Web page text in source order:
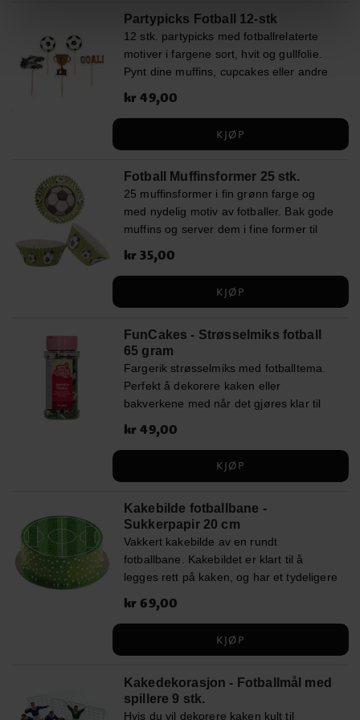
Partypicks Fotball 12-stk
12 stk. partypicks med fotballrelaterte
motiver i fargene sort, hvit og gullfolie.
Pynt dine muffins, cupcakes eller andre
festen med et morsomt fotballtema.
Pris:kr 49,00
kr 49,00
KJØP
Fotball Muffinsformer 25 stk.
25 muffinsformer i fin grønn farge og
med nydelig motiv av fotballer. Bak gode
muffins og server dem i fine former til
feiring og fotballfest. Formene er 5 cm i
bunnen. Vi anbefaler å bruke de
Pris:kr 35,00
kr 35,00
KJØP
FunCakes - Strøsselmiks fotball
65 gram
Fargerik strøsselmiks med fotballtema.
Perfekt å dekorere kaken eller
bakverkene med når det gjøres klar til
Ingredienser: Sukker, dekstrose, rismel,
delvis hydrogenert olje (rapsfrø),
fargestoffer (E100, E101, E131, E153,
E171, E172), fortykningsmiddel (E413),
surhetsregulerende middel (E330),
emulgator (E322 (soya)),
smakstilsetninger, glansemiddel (E904),
antiklumpemiddel (E553b), salt. Kan
Pris:kr 49,00
kr 49,00
KJØP
Kakebilde fotballbane -
Sukkerpapir 20 cm
Vakkert kakebilde av en rundt
fotballbane. Kakebildet er klart til å
legges rett på kaken, og har et tydeligere
oblatpapir har. Bildet er ca. 20 cm i
nedenunder. Du finner også
Inneholder: Aromastoffer, stivelse,
fargestoffer: E102, E122, E133, E151
Pris:kr 69,00
kr 69,00
KJØP
Kakedekorasjon - Fotballmål med
spillere 9 stk.
Hvis du vil dekorere kaken kult til